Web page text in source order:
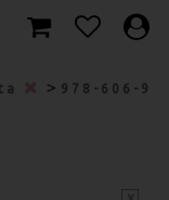
> 978-606-